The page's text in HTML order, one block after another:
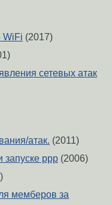
WiFi (2017)
сетевых атак
атак. (2011)
запуске ppp (2006)
мемберов за